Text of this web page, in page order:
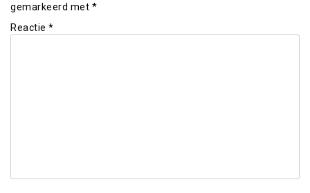
gemarkeerd met *
Reactie *